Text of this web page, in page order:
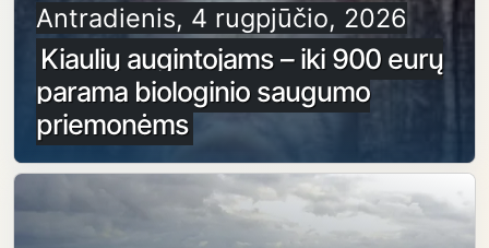
Antradienis, 4 rugpjūčio, 2026
Kiaulių augintojams – iki 900 eurų
parama biologinio saugumo
priemonėms